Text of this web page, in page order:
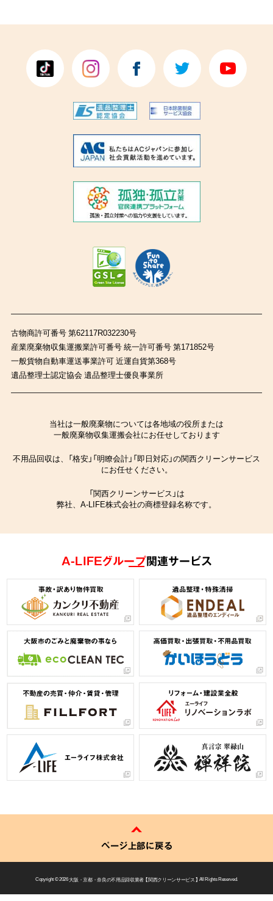
古物商許可番号 第62117R032230号
産業廃棄物収集運搬業許可番号 統一許可番号 第171852号
一般貨物自動車運送事業許可 近運自貨第368号
遺品整理士認定協会 遺品整理士優良事業所
当社は一般廃棄物については各地域の役所または
一般廃棄物収集運搬会社にお任せしております
不用品回収は、「格安」「明瞭会計」「即日対応」の関西クリーンサービス
にお任せください。
「関西クリーンサービス」は
弊社、A-LIFE株式会社の商標登録名称です。
A-LIFEグループ関連サービス
ページ上部に戻る
Copyright © 2026大阪・京都・奈良の不用品回収業者 【 関西クリーンサービス 】 All Rights Reserved.